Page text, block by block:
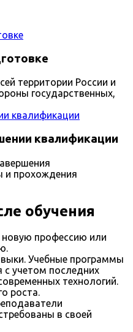
территории России и
государственных,
квалификации
и прохождения
обучения
профессию или
Учебные программы
с учетом последних
технологий.
роста.
в своей